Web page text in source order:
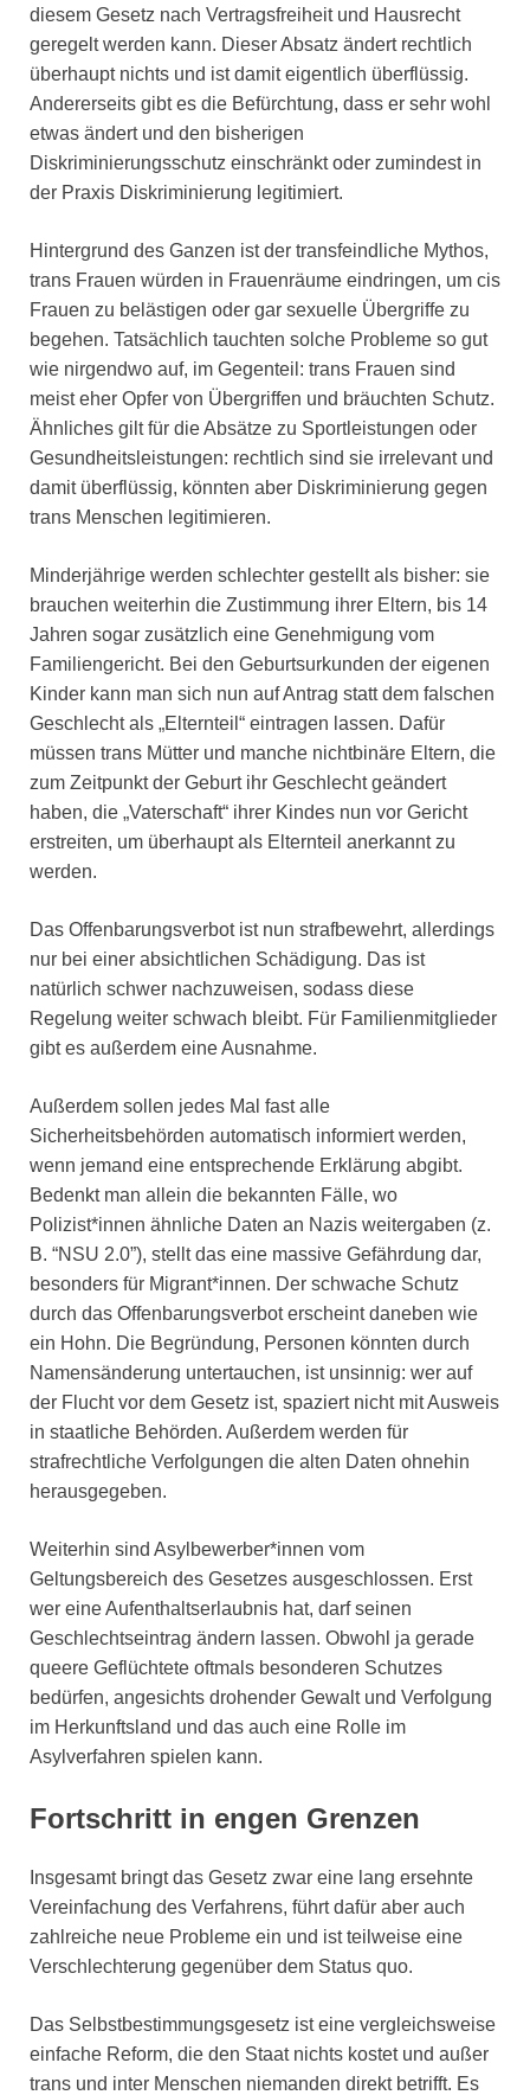
diesem Gesetz nach Vertragsfreiheit und Hausrecht
geregelt werden kann. Dieser Absatz ändert rechtlich
überhaupt nichts und ist damit eigentlich überflüssig.
Andererseits gibt es die Befürchtung, dass er sehr wohl
etwas ändert und den bisherigen
Diskriminierungsschutz einschränkt oder zumindest in
der Praxis Diskriminierung legitimiert.
Hintergrund des Ganzen ist der transfeindliche Mythos,
trans Frauen würden in Frauenräume eindringen, um cis
Frauen zu belästigen oder gar sexuelle Übergriffe zu
begehen. Tatsächlich tauchten solche Probleme so gut
wie nirgendwo auf, im Gegenteil: trans Frauen sind
meist eher Opfer von Übergriffen und bräuchten Schutz.
Ähnliches gilt für die Absätze zu Sportleistungen oder
Gesundheitsleistungen: rechtlich sind sie irrelevant und
damit überflüssig, könnten aber Diskriminierung gegen
trans Menschen legitimieren.
Minderjährige werden schlechter gestellt als bisher: sie
brauchen weiterhin die Zustimmung ihrer Eltern, bis 14
Jahren sogar zusätzlich eine Genehmigung vom
Familiengericht. Bei den Geburtsurkunden der eigenen
Kinder kann man sich nun auf Antrag statt dem falschen
Geschlecht als „Elternteil“ eintragen lassen. Dafür
müssen trans Mütter und manche nichtbinäre Eltern, die
zum Zeitpunkt der Geburt ihr Geschlecht geändert
haben, die „Vaterschaft“ ihrer Kindes nun vor Gericht
erstreiten, um überhaupt als Elternteil anerkannt zu
werden.
Das Offenbarungsverbot ist nun strafbewehrt, allerdings
nur bei einer absichtlichen Schädigung. Das ist
natürlich schwer nachzuweisen, sodass diese
Regelung weiter schwach bleibt. Für Familienmitglieder
gibt es außerdem eine Ausnahme.
Außerdem sollen jedes Mal fast alle
Sicherheitsbehörden automatisch informiert werden,
wenn jemand eine entsprechende Erklärung abgibt.
Bedenkt man allein die bekannten Fälle, wo
Polizist*innen ähnliche Daten an Nazis weitergaben (z.
B. “NSU 2.0”), stellt das eine massive Gefährdung dar,
besonders für Migrant*innen. Der schwache Schutz
durch das Offenbarungsverbot erscheint daneben wie
ein Hohn. Die Begründung, Personen könnten durch
Namensänderung untertauchen, ist unsinnig: wer auf
der Flucht vor dem Gesetz ist, spaziert nicht mit Ausweis
in staatliche Behörden. Außerdem werden für
strafrechtliche Verfolgungen die alten Daten ohnehin
herausgegeben.
Weiterhin sind Asylbewerber*innen vom
Geltungsbereich des Gesetzes ausgeschlossen. Erst
wer eine Aufenthaltserlaubnis hat, darf seinen
Geschlechtseintrag ändern lassen. Obwohl ja gerade
queere Geflüchtete oftmals besonderen Schutzes
bedürfen, angesichts drohender Gewalt und Verfolgung
im Herkunftsland und das auch eine Rolle im
Asylverfahren spielen kann.
Fortschritt in engen Grenzen
Insgesamt bringt das Gesetz zwar eine lang ersehnte
Vereinfachung des Verfahrens, führt dafür aber auch
zahlreiche neue Probleme ein und ist teilweise eine
Verschlechterung gegenüber dem Status quo.
Das Selbstbestimmungsgesetz ist eine vergleichsweise
einfache Reform, die den Staat nichts kostet und außer
trans und inter Menschen niemanden direkt betrifft. Es